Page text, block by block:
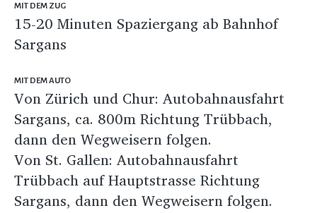
MIT DEM ZUG
15-20 Minuten Spaziergang ab Bahnhof
Sargans
MIT DEM AUTO
Von Zürich und Chur: Autobahnausfahrt
Sargans, ca. 800m Richtung Trübbach,
dann den Wegweisern folgen.
Von St. Gallen: Autobahnausfahrt
Trübbach auf Hauptstrasse Richtung
Sargans, dann den Wegweisern folgen.